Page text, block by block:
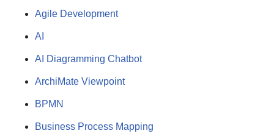
Agile Development
AI
AI Diagramming Chatbot
ArchiMate Viewpoint
BPMN
Business Process Mapping